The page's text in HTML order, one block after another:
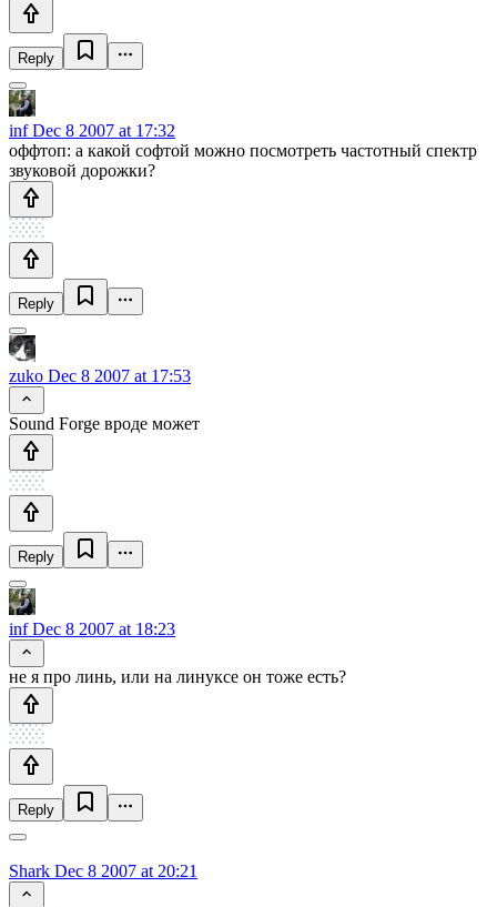
Reply
infDec 8 2007 at 17:32
оффтоп: а какой софтой можно посмотреть частотный спектр
звуковой дорожки?
Reply
zuko Dec 8 2007 at 17:53
Sound Forge вроде может
Reply
infDec 8 2007 at 18:23
не я про линь, или на линуксе он тоже есть?
Reply
Shark Dec 8 2007 at 20:21